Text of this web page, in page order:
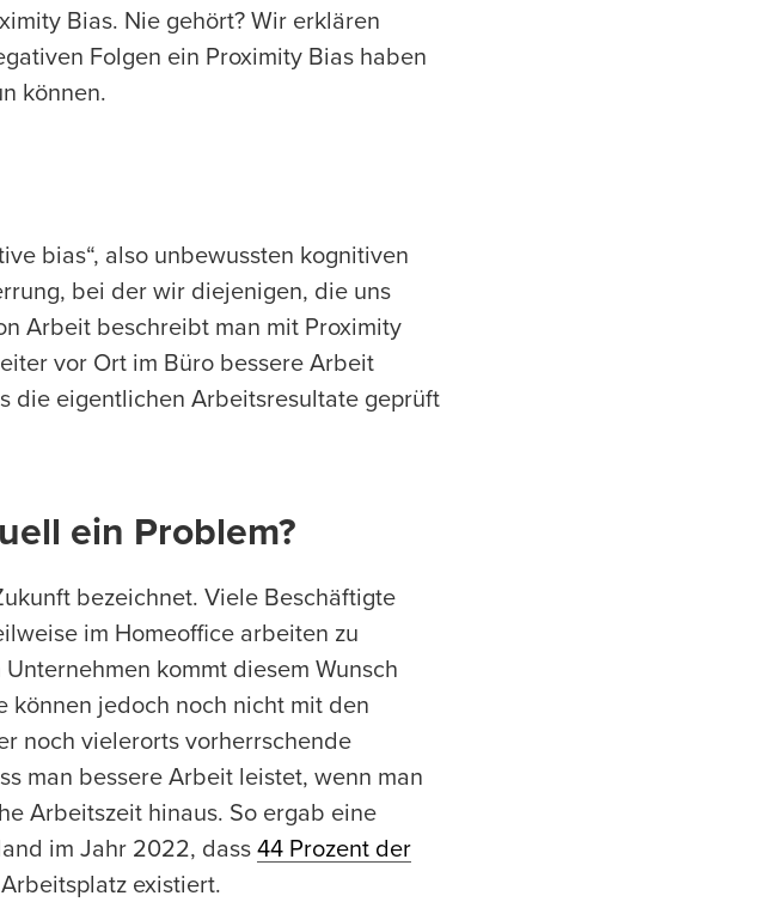
Bias. Nie gehört? Wir erklären
Folgen ein Proximity Bias haben
können.
bias“, also unbewussten kognitiven
bei der wir diejenigen, die uns
Arbeit beschreibt man mit Proximity
vor Ort im Büro bessere Arbeit
die eigentlichen Arbeitsresultate geprüft
ein Problem?
bezeichnet. Viele Beschäftigte
im Homeoffice arbeiten zu
kommt diesem Wunsch
können jedoch noch nicht mit den
noch vielerorts vorherrschende
man bessere Arbeit leistet, wenn man
Arbeitszeit hinaus. So ergab eine
im Jahr 2022, dass 44 Prozent der
existiert.